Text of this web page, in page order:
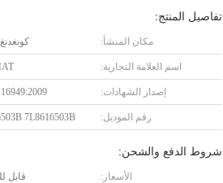
تفاصيل المنتج:
مكان المنشأ:
اسم العلامة التجارية:
إصدار الشهادات:
رقم الموديل: 7L8616503B
شروط الدفع والشحن:
الأسعار: قابل